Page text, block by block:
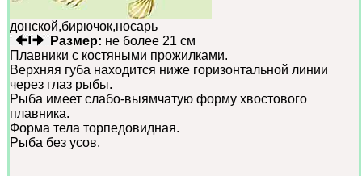
донской,бирючок,носарь
Размер: не более 21 см
Плавники с костяными прожилками.
Верхняя губа находится ниже горизонтальной линии
через глаз рыбы.
Рыба имеет слабо-выямчатую форму хвостового
плавника.
Форма тела торпедовидная.
Рыба без усов.